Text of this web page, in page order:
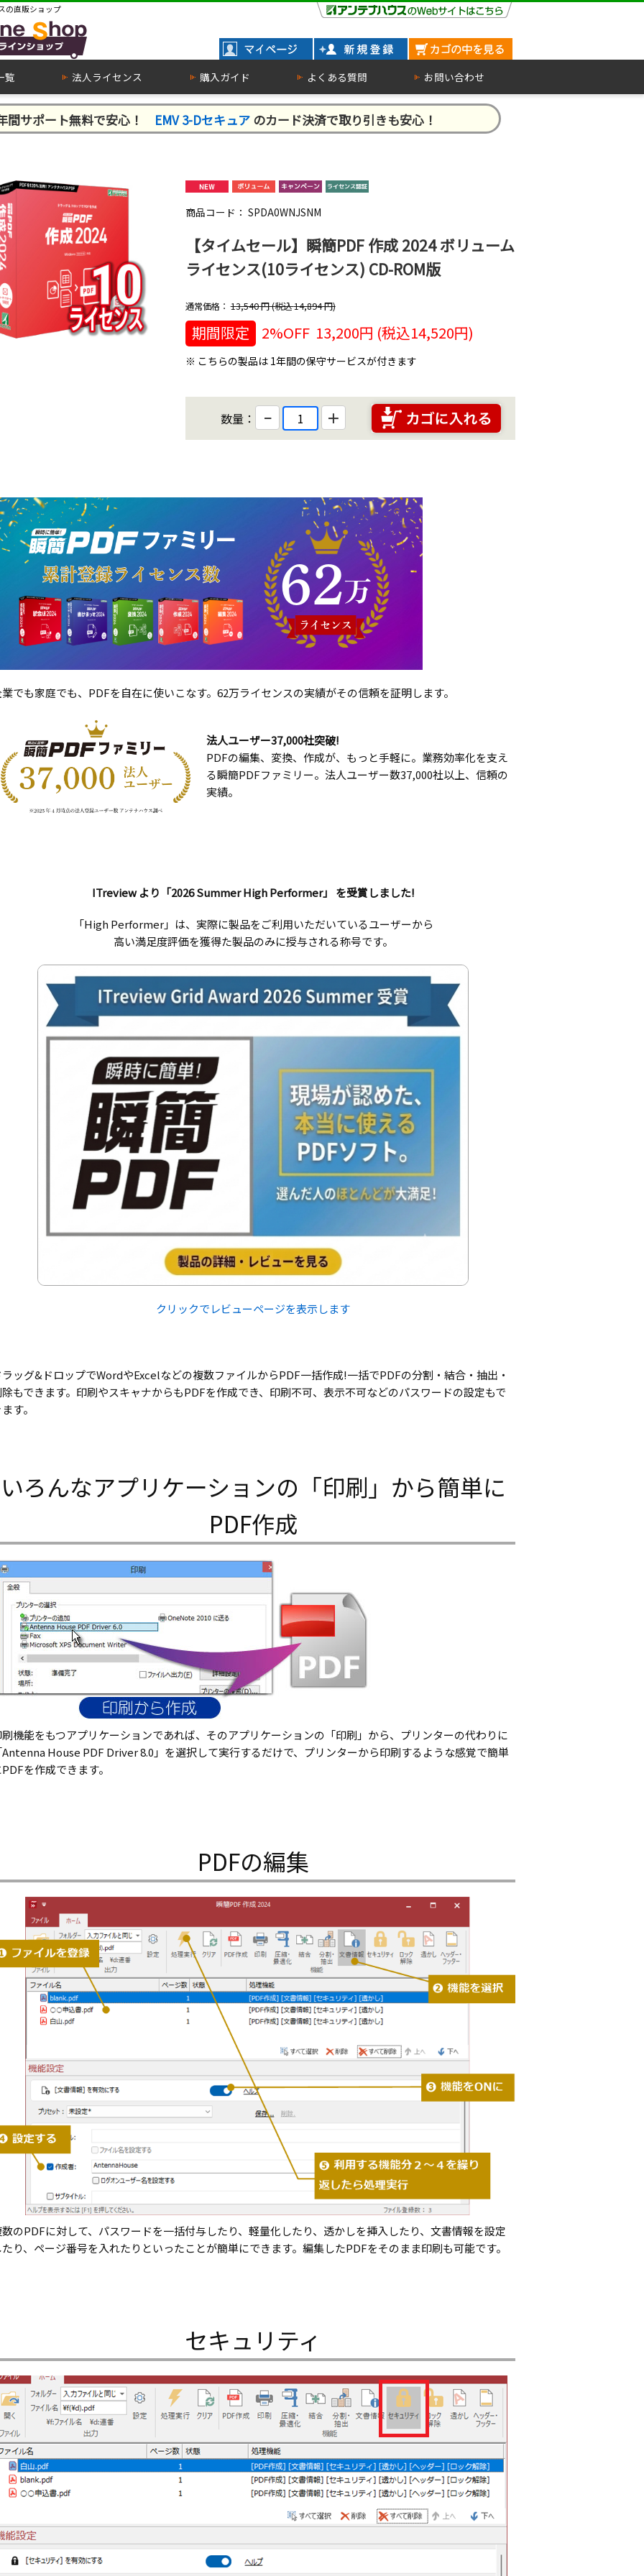
の直販ショップ
覧 法人ライセンス 購入ガイド よくある質問 お問い合わせ
間サポート無料で安心！ EMV 3-Dセキュアのカード決済で取り引きも安心！
商品コード： SPDA0WNJSNM
【タイムセール】瞬簡PDF 作成 2024 ボリューム
ライセンス(10ライセンス) CD-ROM版
通常価格： 13,540円 (税込14,894円)
期間限定 2%OFF 13,200円 (税込14,520円)
※ こちらの製品は 1年間の保守サービスが付きます
数量： − ＋
でも家庭でも、PDFを自在に使いこなす。62万ライセンスの実績がその信頼を証明します。
法人ユーザー37,000社突破!
PDFの編集、変換、作成が、もっと手軽に。業務効率化を支え
る瞬簡PDFファミリー。法人ユーザー数37,000社以上、信頼の
実績。
ITreview より「2026 Summer High Performer」 を受賞しました!
「High Performer」は、実際に製品をご利用いただいているユーザーから
高い満足度評価を獲得た製品のみに授与される称号です。
クリックでレビューページを表示します
ッグ&ドロップでWordやExcelなどの複数ファイルからPDF一括作成!一括でPDFの分割・結合・抽出・
もできます。印刷やスキャナからもPDFを作成でき、印刷不可、表示不可などのパスワードの設定もで
す。
いろんなアプリケーションの「印刷」から簡単に
PDF作成
機能をもつアプリケーションであれば、そのアプリケーションの「印刷」から、プリンターの代わりに
House PDF Driver 8.0」を選択して実行するだけで、プリンターから印刷するような感覚で簡単
を作成できます。
PDFの編集
のPDFに対して、パスワードを一括付与したり、軽量化したり、透かしを挿入したり、文書情報を設定
り、ページ番号を入れたりといったことが簡単にできます。編集したPDFをそのまま印刷も可能です。
セキュリティ